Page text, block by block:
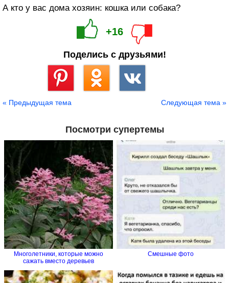
А кто у вас дома хозяин: кошка или собака?
+16
Поделись с друзьями!
« Предыдущая тема Следующая тема »
Посмотри супертемы
Многолетники, которые можно
сажать вместо деревьев
Смешные фото